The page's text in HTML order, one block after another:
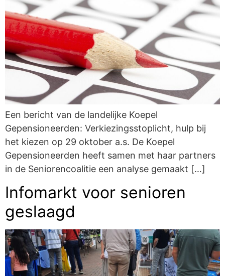
Een bericht van de landelijke Koepel
Gepensioneerden: Verkiezingsstoplicht, hulp bij
het kiezen op 29 oktober a.s. De Koepel
Gepensioneerden heeft samen met haar partners
in de Seniorencoalitie een analyse gemaakt […]
Infomarkt voor senioren
geslaagd